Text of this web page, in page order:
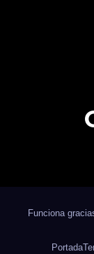
Funciona
Portada